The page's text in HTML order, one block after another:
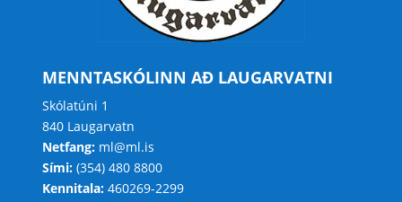
MENNTASKÓLINN AÐ LAUGARVATNI
Skólatúni 1
840 Laugarvatn
Netfang:ml@ml.is
Sími:(354) 480 8800
Kennitala:460269-2299